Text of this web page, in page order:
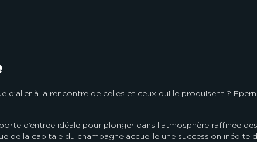
d’aller à la rencontre de celles et ceux qui le produisent ?
d’entrée idéale pour plonger dans l’atmosphère raffinée
de la capitale du champagne accueille une succession inédite